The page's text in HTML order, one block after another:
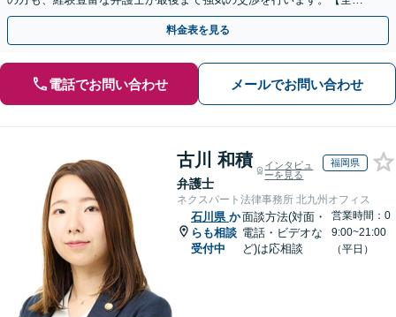
13拠点】お気軽にご相談ください。
料金表を見る
電話でお問い合わせ メールでお問い合わせ
古川 和積
弁護士
インタビュ
ーを見る
福岡県
ネクスパート法律事務所 北九州オフィス
石川県 か
らも相談
受付中
面談方法(対面・
電話・ビデオな
ど)は応相談
営業時間：0
9:00~21:00
（平日）